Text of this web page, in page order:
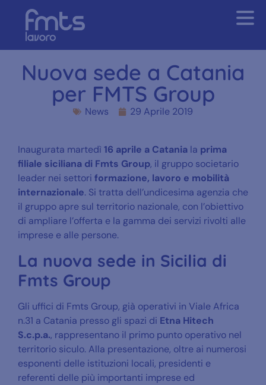
Nuova sede a Catania
per FMTS Group
News 29 Aprile 2019
Inaugurata martedì16 aprile a Catania la prima
filiale siciliana di Fmts Group, il gruppo societario
leader nei settori formazione, lavoro e mobilità
internazionale. Si tratta dell’undicesima agenzia che
il gruppo apre sul territorio nazionale, con l’obiettivo
di ampliare l’offerta e la gamma dei servizi rivolti alle
imprese e alle persone.
La nuova sede in Sicilia di
Fmts Group
Gli uffici di Fmts Group, già operativi in Viale Africa
n.31 a Catania presso gli spazi di Etna Hitech
S.c.p.a., rappresentano il primo punto operativo nel
territorio siculo. Alla presentazione, oltre ai numerosi
esponenti delle istituzioni locali, presidenti e
referenti delle più importanti imprese ed